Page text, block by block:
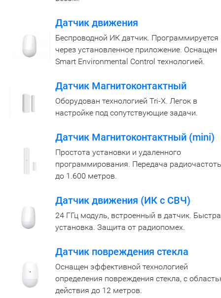
Датчик движения
Беспроводной ИК датчик. Программируется
через установленное приложение. Оснащен
Smart Environmental Control технологией.
Датчик Магнитоконтактный
Оборудован технологией Tri-X. Легок в
настройке под сопутствующие задачи.
Датчик Магнитоконтактный (mini)
Простота установки и удаленного
программирования. Передача
до 1.600 метров.
Датчик движения (ИК с СВЧ)
24 ГГц модуль, встроенный в датчик.
установка. Защита от радиопомех.
Датчик повреждения стекла
Оснащен эффективной технологией
определения повреждения стекла, с
действия до 12 метров.